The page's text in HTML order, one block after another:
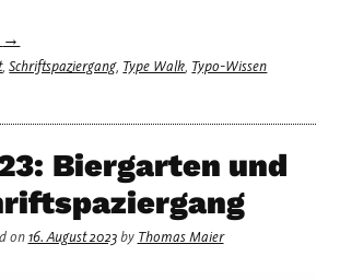
„Nachbericht
106.
Biergarten“
→
,Schriftspaziergang, Type Walk, Typo-Wissen
Biergarten und
on16. August 2023by Thomas Maier